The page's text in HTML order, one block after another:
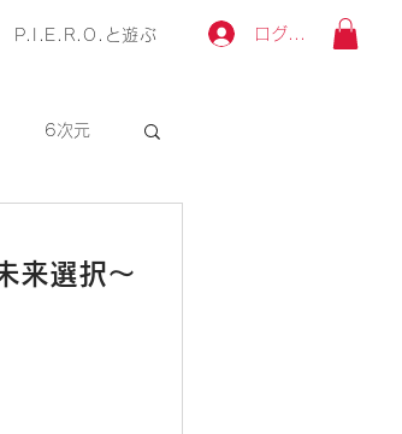
ログイン
P.I.E.R.O.と遊ぶ
6次元
来選択〜